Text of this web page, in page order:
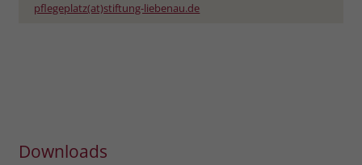
pflegeplatz(at)stiftung-liebenau.de
Downloads